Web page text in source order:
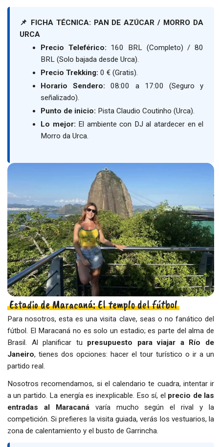
📌 FICHA TÉCNICA: PAN DE AZÚCAR / MORRO DA
URCA
Precio Teleférico: 160 BRL (Completo) / 80
BRL (Solo bajada desde Urca).
Precio Trekking: 0 € (Gratis).
Horario Sendero: 08:00 a 17:00 (Seguro y
señalizado).
Punto de inicio: Pista Claudio Coutinho (Urca).
Lo mejor: El ambiente con DJ al atardecer en el
Morro da Urca.
Estadio de Maracaná: El templo del fútbol
Para nosotros, esta es una visita clave, seas o no fanático del
fútbol. El Maracaná no es solo un estadio; es parte del alma de
Brasil. Al planificar tu presupuesto para viajar a Río de
Janeiro, tienes dos opciones: hacer el tour turístico o ir a un
partido real.
Nosotros recomendamos, si el calendario te cuadra, intentar ir
a un partido. La energía es inexplicable. Eso sí, el precio de las
entradas al Maracanávaría mucho según el rival y la
competición. Si prefieres la visita guiada, verás los vestuarios, la
zona de calentamiento y el busto de Garrincha.